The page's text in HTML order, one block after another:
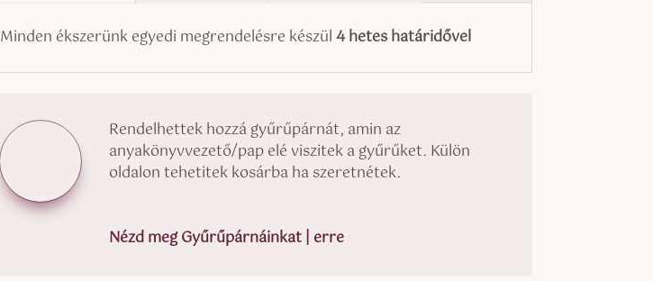
Minden ékszerünk egyedi megrendelésre készül4 hetes határidővel
Rendelhettek hozzá gyűrűpárnát, amin az
anyakönyvvezető/pap elé viszitek a gyűrűket. Külön
oldalon tehetitek kosárba ha szeretnétek.
Nézd meg Gyűrűpárnáinkat | erre